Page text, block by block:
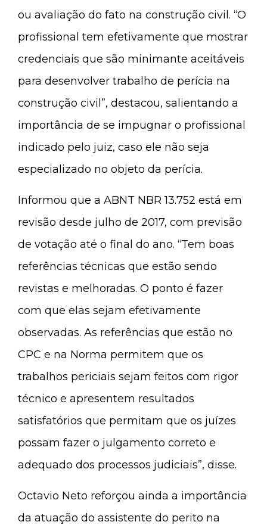
ou avaliação do fato na construção civil. “O
profissional tem efetivamente que mostrar
credenciais que são minimante aceitáveis
para desenvolver trabalho de perícia na
construção civil”, destacou, salientando a
importância de se impugnar o profissional
indicado pelo juiz, caso ele não seja
especializado no objeto da perícia.
Informou que a ABNT NBR 13.752 está em
revisão desde julho de 2017, com previsão
de votação até o final do ano. “Tem boas
referências técnicas que estão sendo
revistas e melhoradas. O ponto é fazer
com que elas sejam efetivamente
observadas. As referências que estão no
CPC e na Norma permitem que os
trabalhos periciais sejam feitos com rigor
técnico e apresentem resultados
satisfatórios que permitam que os juízes
possam fazer o julgamento correto e
adequado dos processos judiciais”, disse.
Octavio Neto reforçou ainda a importância
da atuação do assistente do perito na